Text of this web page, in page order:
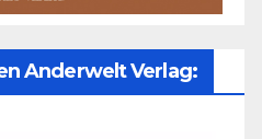
Anderwelt Verlag: